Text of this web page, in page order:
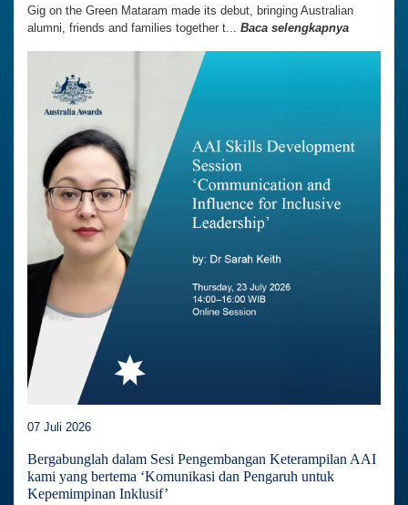
Gig on the Green Mataram made its debut, bringing Australian
alumni, friends and families together t... Baca selengkapnya
07 Juli 2026
Bergabunglah dalam Sesi Pengembangan Keterampilan AAI
kami yang bertema ‘Komunikasi dan Pengaruh untuk
Kepemimpinan Inklusif’